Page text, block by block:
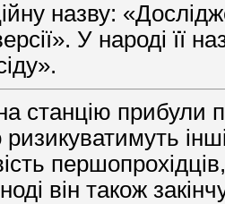
назву:
У народі
станцію прибули
він також